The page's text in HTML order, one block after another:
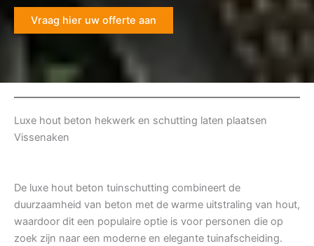
Vraag hier uw offerte aan
Luxe hout beton hekwerk en schutting laten plaatsen
Vissenaken
De luxe hout beton tuinschutting combineert de
duurzaamheid van beton met de warme uitstraling van hout,
waardoor dit een populaire optie is voor personen die op
zoek zijn naar een moderne en elegante tuinafscheiding.